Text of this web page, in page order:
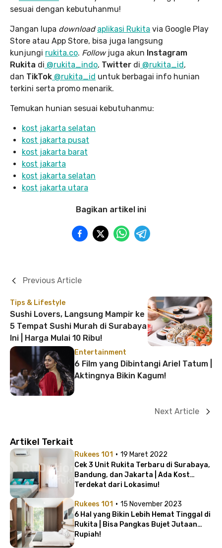
sesuai dengan kebutuhanmu!
Jangan lupa download aplikasi Rukita via Google Play
Store atau App Store, bisa juga langsung
kunjungi rukita.co. Followjuga akun Instagram
Rukita di @rukita_indo, Twitter di @rukita_id ,
dan TikTok @rukita_id untuk berbagai info hunian
terkini serta promo menarik.
Temukan hunian sesuai kebutuhanmu:
kost jakarta selatan
kost jakarta pusat
kost jakarta barat
kost jakarta
kost jakarta selatan
kost jakarta utara
Bagikan artikel ini
Tips & Lifestyle
Sushi Lovers, Langsung Mampir ke
5 Tempat Sushi Murah di Surabaya
Ini | Harga Mulai 10 Ribu!
Previous Article
Entertainment
6 Film yang Dibintangi Ariel Tatum |
Aktingnya Bikin Kagum!
Next Article
Artikel Terkait
Rukees 101 · 19 Maret 2022
Cek 3 Unit Rukita Terbaru di Surabaya,
Bandung, dan Jakarta | Ada Kost
Terdekat dari Lokasimu!
Rukees 101 · 15 November 2023
6 Hal yang Bikin Lebih Hemat Tinggal di
Rukita | Bisa Pangkas Bujet Jutaan
Rupiah!